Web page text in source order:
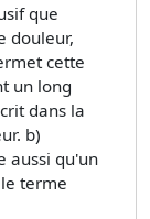
que
douleur,
cette
un long
dans la
b)
aussi qu'un
terme